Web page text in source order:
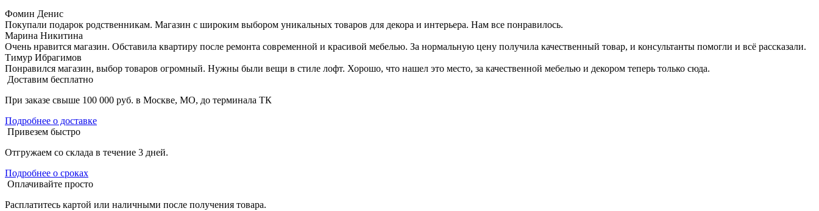
Фомин Денис
Покупали подарок родственникам. Магазин с широким выбором уникальных товаров для декора и интерьера. Нам все понравилось.
Марина Никитина
Очень нравится магазин. Обставила квартиру после ремонта современной и красивой мебелью. За нормальную цену получила качественный товар, и консультанты помогли и всё рассказали.
Тимур Ибрагимов
Понравился магазин, выбор товаров огромный. Нужны были вещи в стиле лофт. Хорошо, что нашел это место, за качественной мебелью и декором теперь только сюда.
Доставим бесплатно
При заказе свыше 100 000 руб. в Москве, МО, до терминала ТК
Подробнее о доставке
Привезем быстро
Отгружаем со склада в течение 3 дней.
Подробнее о сроках
Оплачивайте просто
Расплатитесь картой или наличными после получения товара.